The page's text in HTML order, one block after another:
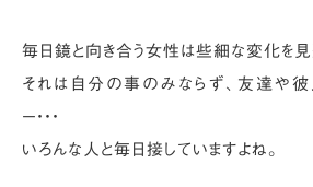
毎日鏡と向き合う女性は些細な変化を見
それは自分の事のみならず、友達や彼
ー・・・
いろんな人と毎日接していますよね。